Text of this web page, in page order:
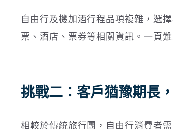
自由行及機加酒行程品項複雜，選
票、酒店、票券等相關資訊。一頁
挑戰二：客戶猶豫期長
相較於傳統旅行團，自由行消費者